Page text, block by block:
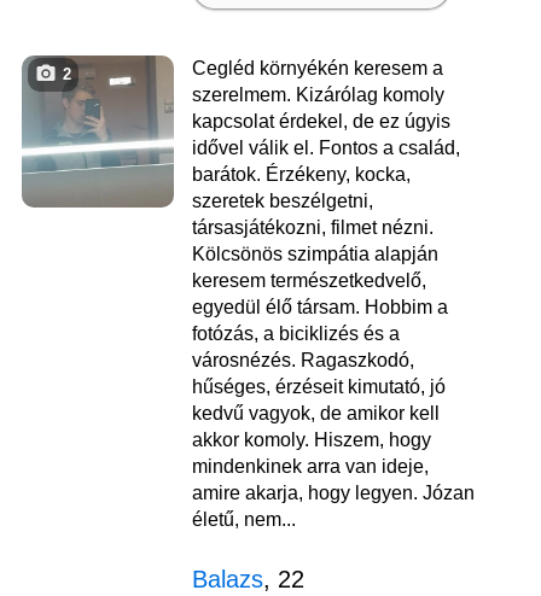
2
Cegléd környékén keresem a
szerelmem. Kizárólag komoly
kapcsolat érdekel, de ez úgyis
idővel válik el. Fontos a család,
barátok. Érzékeny, kocka,
szeretek beszélgetni,
társasjátékozni, filmet nézni.
Kölcsönös szimpátia alapján
keresem természetkedvelő,
egyedül élő társam. Hobbim a
fotózás, a biciklizés és a
városnézés. Ragaszkodó,
hűséges, érzéseit kimutató, jó
kedvű vagyok, de amikor kell
akkor komoly. Hiszem, hogy
mindenkinek arra van ideje,
amire akarja, hogy legyen. Józan
életű, nem...
Balazs, 22